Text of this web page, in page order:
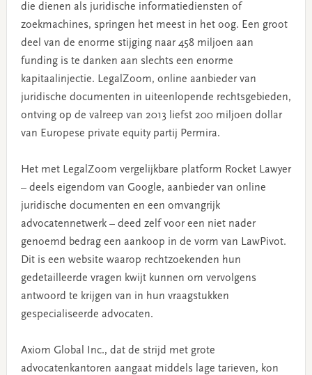
die dienen als juridische informatiediensten of
zoekmachines, springen het meest in het oog. Een groot
deel van de enorme stijging naar 458 miljoen aan
funding is te danken aan slechts een enorme
kapitaalinjectie. LegalZoom, online aanbieder van
juridische documenten in uiteenlopende rechtsgebieden,
ontving op de valreep van 2013 liefst 200 miljoen dollar
van Europese private equity partij Permira.
Het met LegalZoom vergelijkbare platform Rocket Lawyer
– deels eigendom van Google, aanbieder van online
juridische documenten en een omvangrijk
advocatennetwerk – deed zelf voor een niet nader
genoemd bedrag een aankoop in de vorm van LawPivot.
Dit is een website waarop rechtzoekenden hun
gedetailleerde vragen kwijt kunnen om vervolgens
antwoord te krijgen van in hun vraagstukken
gespecialiseerde advocaten.
Axiom Global Inc., dat de strijd met grote
advocatenkantoren aangaat middels lage tarieven, kon